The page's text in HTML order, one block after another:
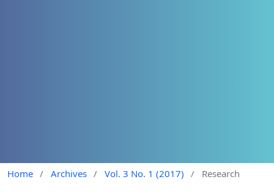
Home / Archives / Vol. 3 No. 1 (2017) / Research